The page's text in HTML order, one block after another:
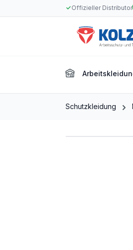
Hauptinhalt springen
Zur Suche springen
Zur Hauptnavigation springen
Offizieller Distributor
Schutzkleidung